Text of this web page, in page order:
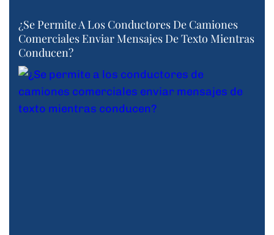
¿Se Permite A Los Conductores De Camiones
Comerciales Enviar Mensajes De Texto Mientras
Conducen?